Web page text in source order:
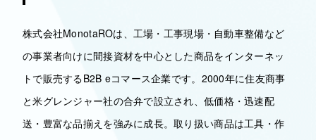
株式会社MonotaROは、工場・工事現場・自動車整備など
の事業者向けに間接資材を中心とした商品をインターネッ
トで販売するB2B eコマース企業です。2000年に住友商事
と米グレンジャー社の合弁で設立され、低価格・迅速配
送・豊富な品揃えを強みに成長。取り扱い商品は工具・作